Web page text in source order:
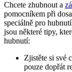
Chcete zhubnout a
pomocníkem ​při
speciálně ⁢pro
jsou některé tipy,
hubnutí:
Zjistěte‍ si své
pouze dopřát